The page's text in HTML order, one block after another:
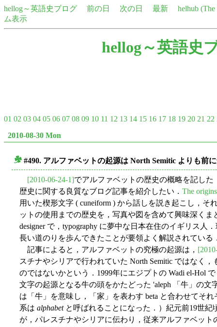
hellog～英語史ブログ 前の日 次の日 最新
helhub
ム表示
hellog～英語史
01 02 03 04 05 06 07 08 09 10 11 12 13 14 15 16 17 18 19 20 21 22
2010-08-30 Mon
#490. アルファベットの起源は North Semitic よりも前
[2010-06-24-1]でアルファベットの歴史の概略を記し
歴史に関する良質なブログ記事を紹介したい． The
用いた楔形文字 ( cuneiform ) から話しを説き起こし，そ
ットの使用までの歴史を，写真や図を含めて興味深くま
designer で，typography に夢中な日本在住のイギリス人
長い道のりを歩んできたことが要領よく解説されている
記事によると，アルファベットの究極の起源は，
スチナやシリアで行われていた North Semitic ではなく
のではないかという．1999年にエジプトの Wadi el-Hol
文字の起源となる牛の頭をかたどった 'aleph 「牛」の文
は「牛」を意味し，「家」を表わす beta と合わせてそ
系は alphabetと呼ばれることになった．）紀元前19世紀
が，パレスチナやシリアに伝わり，従来アルファベット